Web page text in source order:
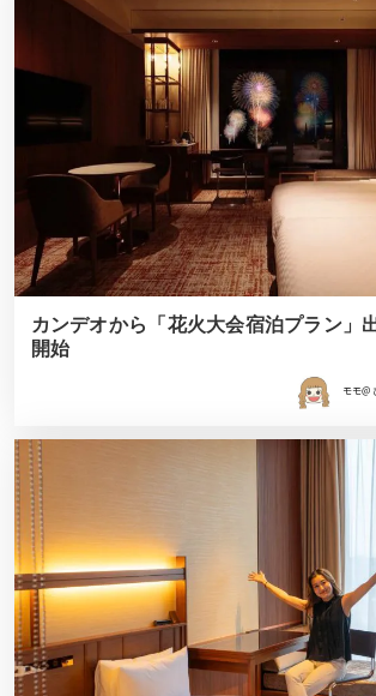
カンデオから「花火大会宿泊プラン」
開始
モモ＠